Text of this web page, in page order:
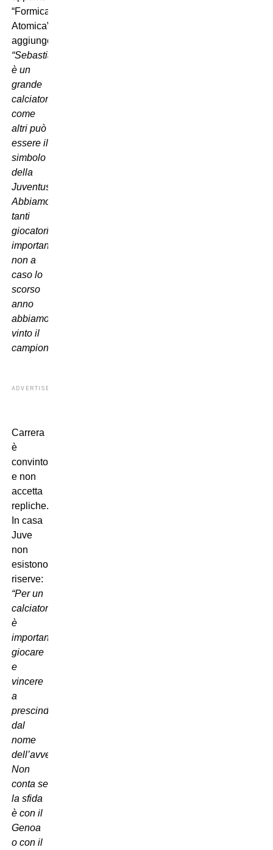
“Formica
Atomica”
aggiunge:
“Sebastian
è un
grande
calciatore,
come
altri può
essere il
simbolo
della
Juventus.
Abbiamo
tanti
giocatori
importanti,
non a
caso lo
scorso
anno
abbiamo
vinto il
campionato”.
ADVERTISEMENT
Carrera
è
convinto
e non
accetta
repliche.
In casa
Juve
non
esistono
riserve:
“Per un
calciatore,
è
importante
giocare
e
vincere
a
prescindere
dal
nome
dell’avversario.
Non
conta se
la sfida
è con il
Genoa
o con il